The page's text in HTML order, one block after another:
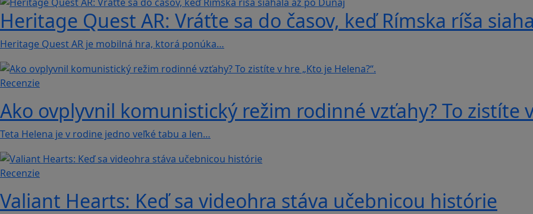
Heritage Quest AR: Vráťte sa do časov, keď Rímska ríša
Heritage Quest AR je mobilná hra, ktorá ponúka…
Recenzie
Ako ovplyvnil komunistický režim rodinné vzťahy? To zistíte
Teta Helena je v rodine jedno veľké tabu a len…
Recenzie
Valiant Hearts: Keď sa videohra stáva učebnicou histórie